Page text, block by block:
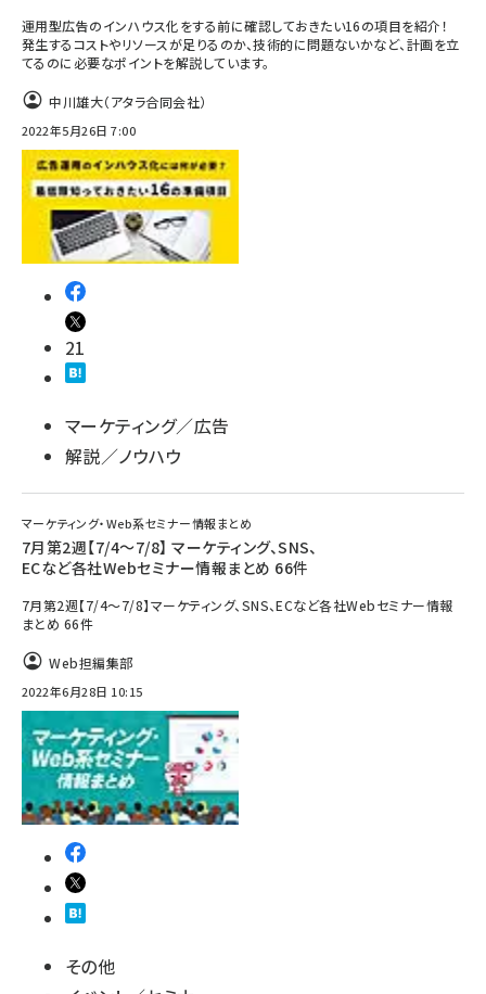
運用型広告のインハウス化をする前に確認しておきたい16の項目を紹介！
発生するコストやリソースが足りるのか、技術的に問題ないかなど、計画を立
てるのに必要なポイントを解説しています。
中川雄大（アタラ合同会社）
2022年5月26日 7:00
21
マーケティング／広告
解説／ノウハウ
マーケティング・Web系セミナー情報まとめ
7月第2週【7/4～7/8】 マーケティング、SNS、
ECなど各社Webセミナー情報まとめ 66件
7月第2週【7/4～7/8】マーケティング、SNS、ECなど各社Webセミナー情報
まとめ 66件
Web担編集部
2022年6月28日 10:15
その他